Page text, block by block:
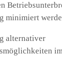
minimiert
alternativer